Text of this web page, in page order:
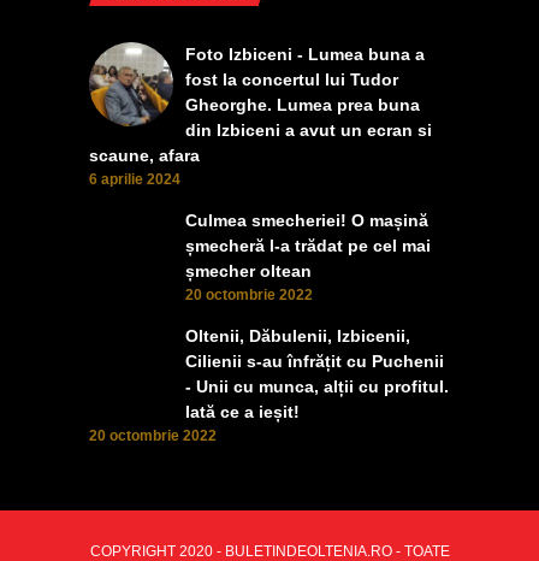
Foto Izbiceni - Lumea buna a
fost la concertul lui Tudor
Gheorghe. Lumea prea buna
din Izbiceni a avut un ecran si
scaune, afara
6 aprilie 2024
Culmea smecheriei! O mașină
șmecheră l-a trădat pe cel mai
șmecher oltean
20 octombrie 2022
Oltenii, Dăbulenii, Izbicenii,
Cilienii s-au înfrățit cu Puchenii
- Unii cu munca, alții cu profitul.
Iată ce a ieșit!
20 octombrie 2022
COPYRIGHT 2020 - BULETINDEOLTENIA.RO - TOATE